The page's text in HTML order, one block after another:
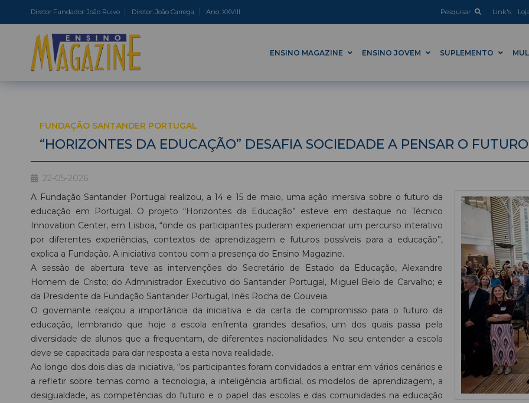
Diretor Fundador: João Ruivo Diretor: João Carrega Ano: XXVIII Pesquisar Link's
ENSINO MAGAZINE ENSINO JOVEM SUPLEMENTO
FUNDAÇÃO SANTANDER PORTUGAL
“HORIZONTES DA EDUCAÇÃO” DESAFIA SOCIEDADE A PENSAR O FUTURO
22-05-2026
A Fundação Santander Portugal realizou, a 14 e 15 de maio, uma ação imersiva sobre o futuro da
educação em Portugal. O projeto “Horizontes da Educação” esteve em destaque no Técnico
Innovation Center, em Lisboa, “onde os participantes puderam experienciar um percurso interativo
por diferentes experiências, contextos de aprendizagem e futuros possíveis para a educação”,
explica a Fundação. A iniciativa contou com a presença do Ensino Magazine.
A sessão de abertura teve as intervenções do Secretário de Estado da Educação, Alexandre
Homem de Cristo; do Administrador Executivo do Santander Portugal, Miguel Belo de Carvalho; e
da Presidente da Fundação Santander Portugal, Inês Rocha de Gouveia.
O governante realçou a importância da iniciativa e da carta de compromisso para o futuro da
educação, lembrando que hoje a escola enfrenta grandes desafios, um dos quais passa pela
diversidade de alunos que a frequentam, de diferentes nacionalidades. No seu entender a escola
deve se capacitada para dar resposta a esta nova realidade.
Ao longo dos dois dias da iniciativa, “os participantes foram convidados a entrar em vários cenários e
a refletir sobre temas como a tecnologia, a inteligência artificial, os modelos de aprendizagem, a
desigualdade, as competências do futuro e o papel das escolas e das comunidades na educação